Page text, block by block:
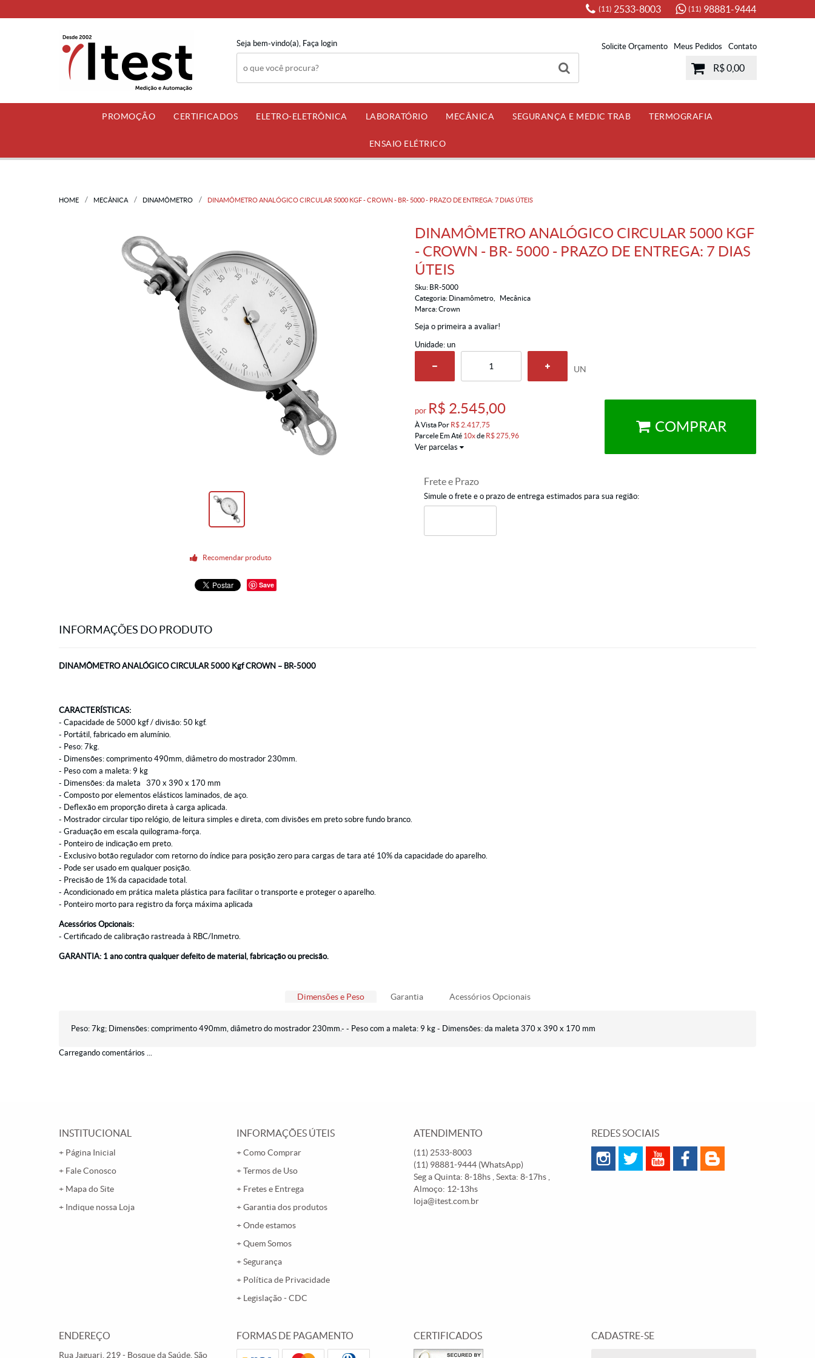
(11) 2533-8003 (11) 98881-9444
Seja bem-vindo(a), Faça login Solicite Orçamento Meus Pedidos Contato
R$ 0,00
PROMOÇÃO CERTIFICADOS ELETRO-ELETRÔNICA LABORATÓRIO MECÂNICA SEGURANÇA E MEDIC TRAB TERMOGRAFIA
ENSAIO ELÉTRICO
HOME MECÂNICA DINAMÔMETRO DINAMÔMETRO ANALÓGICO CIRCULAR 5000 KGF - CROWN - BR- 5000 - PRAZO DE ENTREGA: 7 DIAS ÚTEIS
Recomendar produto
Save
DINAMÔMETRO ANALÓGICO CIRCULAR 5000 KGF
- CROWN - BR- 5000 - PRAZO DE ENTREGA: 7 DIAS
ÚTEIS
Sku: BR-5000
Categoria: Dinamômetro
Mecânica
Marca:Crown
Seja o primeira a avaliar!
Unidade: un
UN
por R$ 2.545,00
À Vista Por R$ 2.417,75
Parcele Em Até 10xde R$ 275,96
Ver parcelas
COMPRAR
Frete e Prazo
Simule o frete e o prazo de entrega estimados para sua região:
INFORMAÇÕES DO PRODUTO
DINAMÔMETRO ANALÓGICO CIRCULAR 5000 Kgf CROWN – BR-5000
CARACTERÍSTICAS:
- Capacidade de 5000 kgf / divisão: 50 kgf.
- Portátil, fabricado em alumínio.
- Peso: 7kg.
- Dimensões: comprimento 490mm, diâmetro do mostrador 230mm.
- Peso com a maleta: 9 kg
- Dimensões: da maleta 370 x 390 x 170 mm
- Composto por elementos elásticos laminados, de aço.
- Deflexão em proporção direta à carga aplicada.
- Mostrador circular tipo relógio, de leitura simples e direta, com divisões em preto sobre fundo branco.
- Graduação em escala quilograma-força.
- Ponteiro de indicação em preto.
- Exclusivo botão regulador com retorno do índice para posição zero para cargas de tara até 10% da capacidade do aparelho.
- Pode ser usado em qualquer posição.
- Precisão de 1% da capacidade total.
- Acondicionado em prática maleta plástica para facilitar o transporte e proteger o aparelho.
- Ponteiro morto para registro da força máxima aplicada
Acessórios Opcionais:
- Certificado de calibração rastreada à RBC/Inmetro.
GARANTIA: 1 anocontra qualquer defeito de material, fabricação ou precisão.
Dimensões e Peso Garantia Acessórios Opcionais
Peso: 7kg; Dimensões: comprimento 490mm, diâmetro do mostrador 230mm.- - Peso com a maleta: 9 kg - Dimensões: da maleta 370 x 390 x 170 mm
Carregando comentários ...
INSTITUCIONAL
Página Inicial
Fale Conosco
Mapa do Site
Indique nossa Loja
INFORMAÇÕES ÚTEIS
Como Comprar
Termos de Uso
Fretes e Entrega
Garantia dos produtos
Onde estamos
Quem Somos
Segurança
Política de Privacidade
Legislação - CDC
ATENDIMENTO
(11) 2533-8003
(11) 98881-9444 (WhatsApp)
Seg a Quinta: 8-18hs , Sexta: 8-17hs ,
Almoço: 12-13hs
loja@itest.com.br
REDES SOCIAIS
ENDEREÇO
Rua Jaguari, 219- Bosque da Saúde, São
FORMAS DE PAGAMENTO CERTIFICADOS CADASTRE-SE